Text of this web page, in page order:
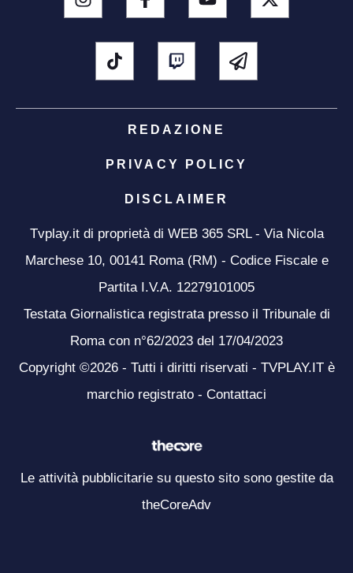
REDAZIONE
PRIVACY POLICY
DISCLAIMER
Tvplay.it di proprietà di WEB 365 SRL - Via Nicola
Marchese 10, 00141 Roma (RM) - Codice Fiscale e
Partita I.V.A. 12279101005
Testata Giornalistica registrata presso il Tribunale di
Roma con n°62/2023 del 17/04/2023
Copyright ©2026 - Tutti i diritti riservati - TVPLAY.IT è
marchio registrato - Contattaci
Le attività pubblicitarie su questo sito sono gestite da
theCoreAdv